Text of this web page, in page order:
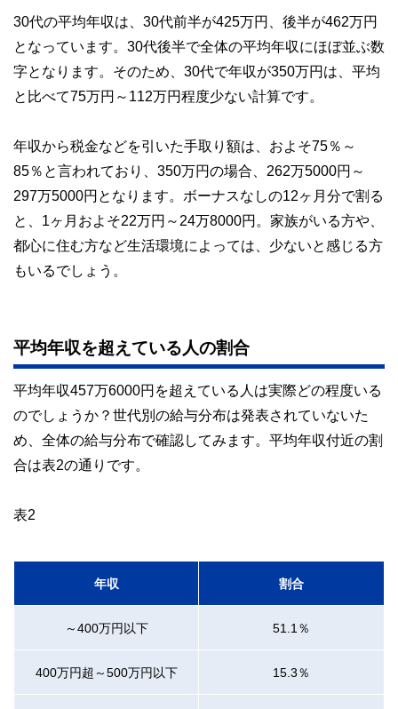
30代の平均年収は、30代前半が425万円、後半が462万円
となっています。30代後半で全体の平均年収にほぼ並ぶ数
字となります。そのため、30代で年収が350万円は、平均
と比べて75万円～112万円程度少ない計算です。
年収から税金などを引いた手取り額は、およそ75％～
85％と言われており、350万円の場合、262万5000円～
297万5000円となります。ボーナスなしの12ヶ月分で割る
と、1ヶ月およそ22万円～24万8000円。家族がいる方や、
都心に住む方など生活環境によっては、少ないと感じる方
もいるでしょう。
平均年収を超えている人の割合
平均年収457万6000円を超えている人は実際どの程度いる
のでしょうか？世代別の給与分布は発表されていないた
め、全体の給与分布で確認してみます。平均年収付近の割
合は表2の通りです。
表2
年収 割合
～400万円以下 51.1％
400万円超～500万円以下 15.3％